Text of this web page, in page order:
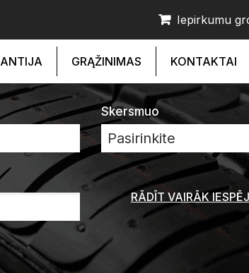
Iepirkumu
GRĄŽINIMAS KONTAKTAI
Skersmuo
Pasirinkite
RĀDĪT VAIRĀK